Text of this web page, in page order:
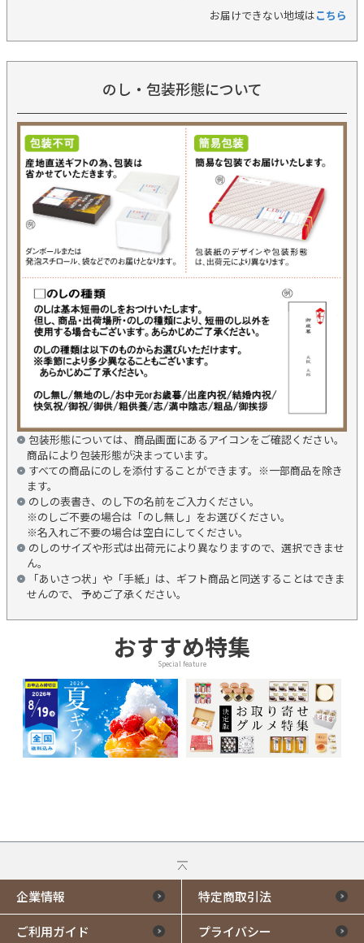
お届けできない地域はこちら
のし・包装形態について
包装形態については、商品画面にあるアイコンをご確認ください。
商品により包装形態が決まっています。
すべての商品にのしを添付することができます。※一部商品を除き
ます。
のしの表書き、のし下の名前をご入力ください。
※のしご不要の場合は「のし無し」をお選びください。
※名入れご不要の場合は空白にしてください。
のしのサイズや形式は出荷元により異なりますので、選択できませ
ん。
「あいさつ状」や「手紙」は、ギフト商品と同送することはできま
せんので、 予めご了承ください。
おすすめ特集
Special feature
企業情報 特定商取引法
ご利用ガイド プライバシー